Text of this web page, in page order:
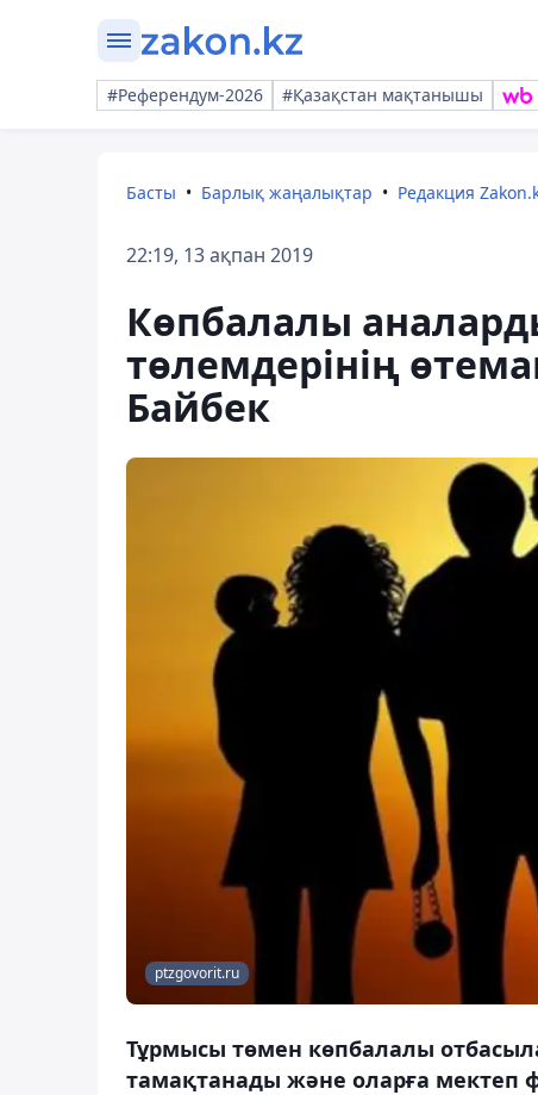
#Референдум-2026 #Қазақстан мақтанышы
Басты Барлық жаңалықтар Редакция
22:19, 13 ақпан 2019
Көпбалалы
төлемдерінің
Байбек
ptzgovorit.ru
Тұрмысы төмен көпбалалы
тамақтанады және оларға мектеп